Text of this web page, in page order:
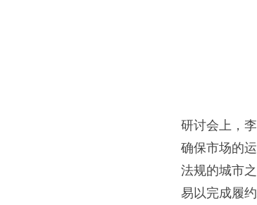
研讨会上，
确保市场的
法规的城市
易以完成履